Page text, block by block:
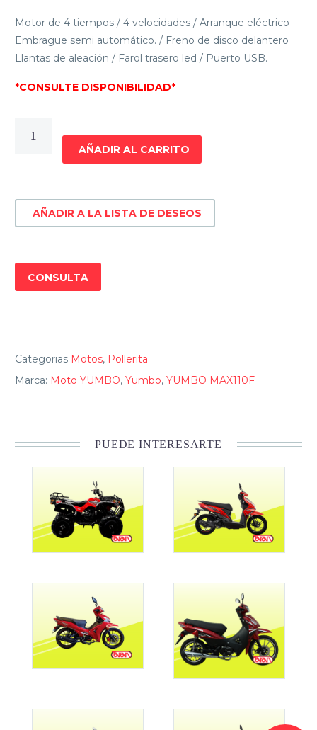
Motor de 4 tiempos / 4 velocidades / Arranque eléctrico
Embrague semi automático. / Freno de disco delantero
Llantas de aleación / Farol trasero led / Puerto USB.
*CONSULTE DISPONIBILIDAD*
POLLERITA
110F
cantidad
AÑADIR AL CARRITO
AÑADIR A LA LISTA DE DESEOS
CONSULTA
Categorias Motos, Pollerita
Marca: Moto YUMBO, Yumbo, YUMBO MAX110F
PUEDE INTERESARTE